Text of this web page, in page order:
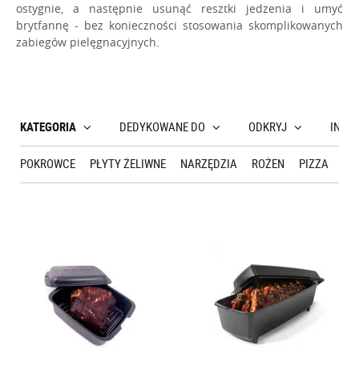
ostygnie, a następnie usunąć resztki jedzenia i umyć
brytfannę - bez konieczności stosowania skomplikowanych
zabiegów pielęgnacyjnych.
KATEGORIA DEDYKOWANE DO ODKRYJ INNE
POKROWCE PŁYTY ŻELIWNE NARZĘDZIA ROŻEN PIZZA